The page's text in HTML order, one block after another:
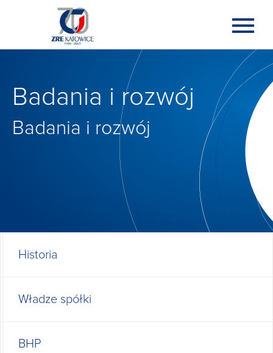
Badania i rozwój
Badania i rozwój
Historia
Władze spółki
BHP